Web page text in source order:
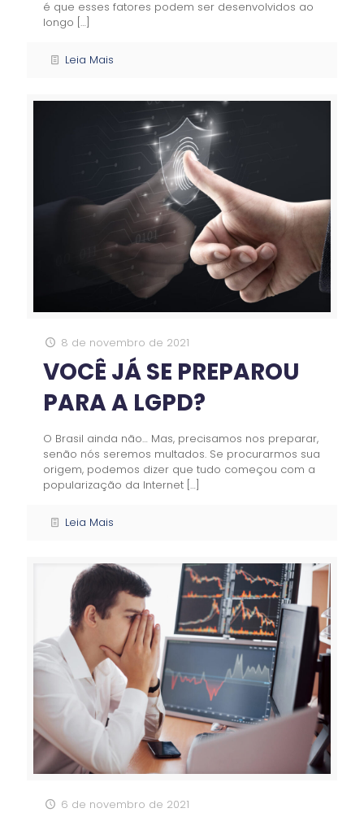
é que esses fatores podem ser desenvolvidos ao
longo […]
Leia Mais
8 de novembro de 2021
VOCÊ JÁ SE PREPAROU
PARA A LGPD?
O Brasil ainda não… Mas, precisamos nos preparar,
senão nós seremos multados. Se procurarmos sua
origem, podemos dizer que tudo começou com a
popularização da Internet […]
Leia Mais
6 de novembro de 2021